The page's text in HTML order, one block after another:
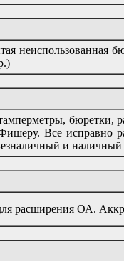
неиспользованная
бюретки,
Все исправно
и наличный
расширения ОА.